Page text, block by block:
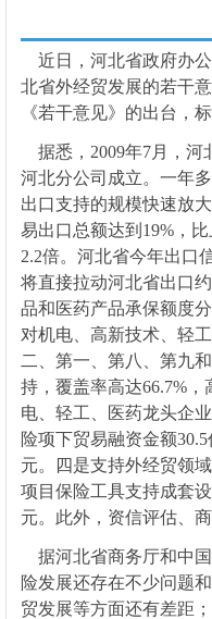
近日，河北省政府办
北省外经贸发展的若干
《若干意见》的出台，
据悉，2009年7月，河
河北分公司成立。一年
出口支持的规模快速放
易出口总额达到19%，
2.2倍。河北省今年出口
将直接拉动河北省出口
品和医药产品承保额度
对机电、高新技术、轻
二、第一、第八、第九
持，覆盖率高达66.7%
电、轻工、医药龙头企
险项下贸易融资金额
元。四是支持外经贸领
项目保险工具支持成套
元。此外，资信评估、
据河北省商务厅和中
险发展还存在不少问题
贸发展等方面还有差距